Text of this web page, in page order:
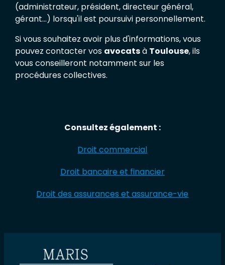
(administrateur, président, directeur général,
gérant...) lorsqu'il est poursuivi personnellement.
Si vous souhaitez avoir plus d'informations, vous
pouvez contacter vos avocatsà Toulouse, ils
vous conseilleront notamment sur les
procédures collectives.
Consultez également :
Droit commercial
Droit bancaire et financier
Droit des assurances et assurance-vie